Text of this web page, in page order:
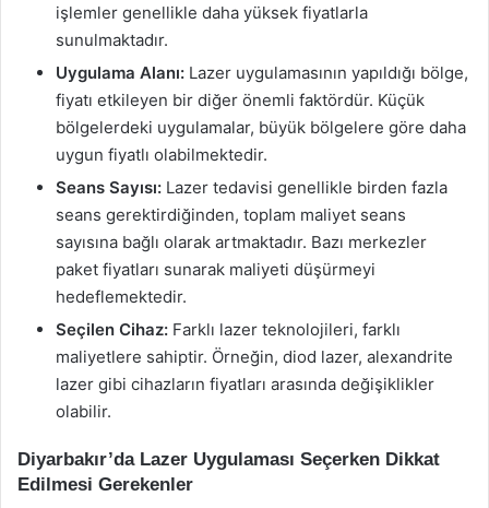
işlemler genellikle daha yüksek fiyatlarla
sunulmaktadır.
Uygulama Alanı: Lazer uygulamasının yapıldığı bölge,
fiyatı etkileyen bir diğer önemli faktördür. Küçük
bölgelerdeki uygulamalar, büyük bölgelere göre daha
uygun fiyatlı olabilmektedir.
Seans Sayısı: Lazer tedavisi genellikle birden fazla
seans gerektirdiğinden, toplam maliyet seans
sayısına bağlı olarak artmaktadır. Bazı merkezler
paket fiyatları sunarak maliyeti düşürmeyi
hedeflemektedir.
Seçilen Cihaz: Farklı lazer teknolojileri, farklı
maliyetlere sahiptir. Örneğin, diod lazer, alexandrite
lazer gibi cihazların fiyatları arasında değişiklikler
olabilir.
Diyarbakır’da Lazer Uygulaması Seçerken Dikkat
Edilmesi Gerekenler